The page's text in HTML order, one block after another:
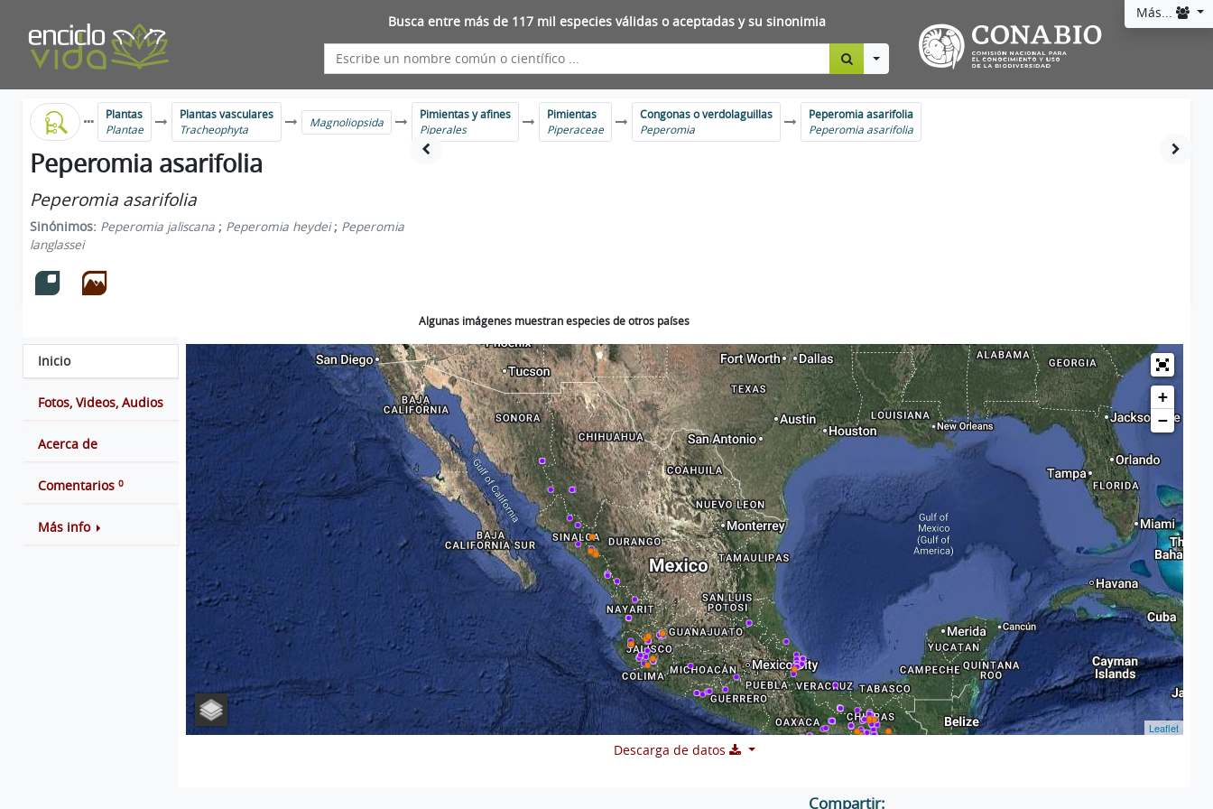
Más...
Busca entre más de 117 mil especies válidas o aceptadas y su sinonimia
Toggle Dropdown
Plantas
Plantae
Plantas vasculares
Tracheophyta
Magnoliopsida
Pimientas y afines
Piperales
Pimientas
Piperaceae
Congonas o verdolaguillas
Peperomia
Peperomia asarifolia
Peperomia asarifolia
Peperomia asarifolia
Peperomia asarifolia
Sinónimos: Peperomia jaliscana ; Peperomia heydei ; Peperomia
langlassei
Algunas imágenes muestran especies de otros países
Inicio
Fotos, Videos, Audios
Acerca de
Comentarios 0
Más info
+
−
Leaflet
Descarga de datos
Compartir: